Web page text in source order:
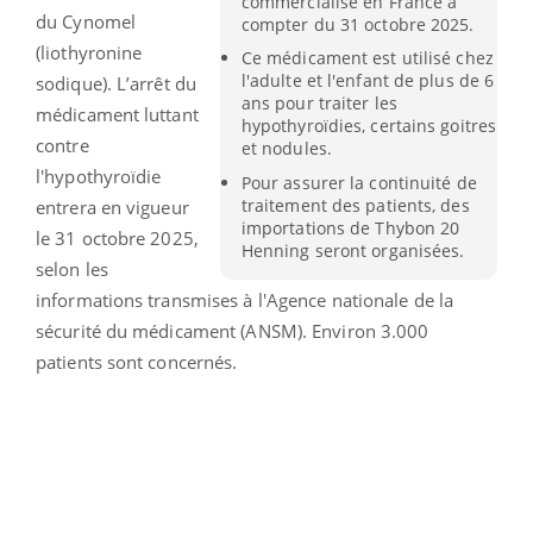
compter du 31 octobre 2025.
Ce médicament est utilisé chez
l'adulte et l'enfant de plus de 6
ans pour traiter les
hypothyroïdies, certains goitres
et nodules.
Pour assurer la continuité de
traitement des patients, des
importations de Thybon 20
Henning seront organisées.
du Cynomel
(liothyronine
sodique). L’arrêt du
médicament luttant
contre
l'hypothyroïdie
entrera en vigueur
le 31 octobre 2025,
selon les
informations transmises à l'Agence nationale de la
sécurité du médicament (ANSM). Environ 3.000
patients sont concernés.